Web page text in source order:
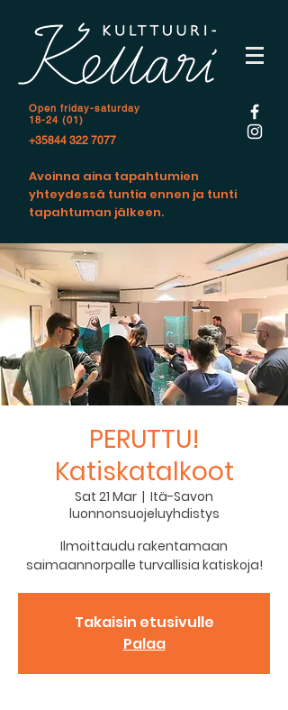
Open friday-saturday
18-24 (01)
+35844 322 7077
Avoinna aina tapahtumien
yhteydessä tuntia ennen ja tunti
tapahtuman jälkeen.
PERUTTU!
Katiskatalkoot
Sat 21 Mar
  |
Itä-Savon
luonnonsuojeluyhdistys
Ilmoittaudu rakentamaan
saimaannorpalle turvallisia katiskoja!
Takaisin etusivulle
Palaa